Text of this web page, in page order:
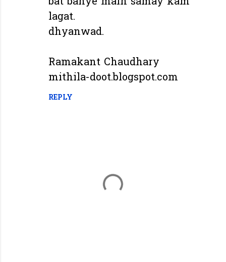
lagat.
dhyanwad.
Ramakant Chaudhary
mithila-doot.blogspot.com
REPLY